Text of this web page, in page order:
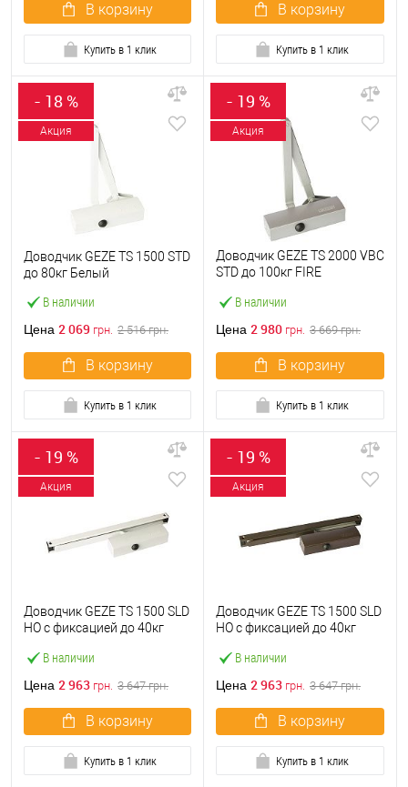
В корзину
Купить в 1 клик
В корзину
Купить в 1 клик
- 18 %
Акция
В наличии
Доводчик GEZE TS 1500 STD
до 80кг Белый
Цена 2 069 грн. 2 516грн.
В корзину
Купить в 1 клик
- 19 %
Акция
В наличии
Доводчик GEZE TS 2000 VBC
STD до 100кг FIRE
Цена 2 980 грн. 3 669грн.
В корзину
Купить в 1 клик
- 19 %
Акция
В наличии
Доводчик GEZE TS 1500 SLD
HO с фиксацией до 40кг
Цена 2 963 грн. 3 647грн.
В корзину
Купить в 1 клик
- 19 %
Акция
В наличии
Доводчик GEZE TS 1500 SLD
HO с фиксацией до 40кг
Цена 2 963 грн. 3 647грн.
В корзину
Купить в 1 клик